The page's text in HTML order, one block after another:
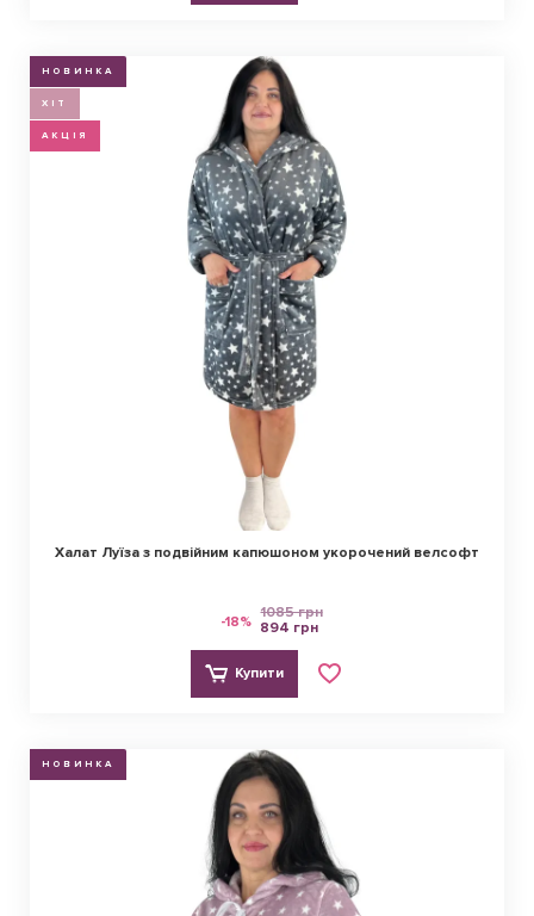
НОВИНКА
ХІТ
АКЦІЯ
Халат Луїза з подвійним капюшоном укорочений велсофт
-18% 1085 грн
894 грн
Купити
НОВИНКА